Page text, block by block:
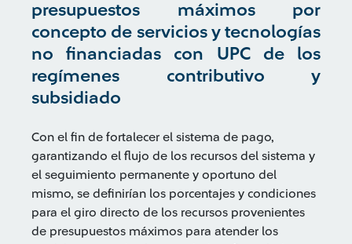
presupuestos máximos por
concepto de servicios y tecnologías
no financiadas con UPC de los
regímenes contributivo y
subsidiado
Con el fin de fortalecer el sistema de pago,
garantizando el flujo de los recursos del sistema y
el seguimiento permanente y oportuno del
mismo, se definirían los porcentajes y condiciones
para el giro directo de los recursos provenientes
de presupuestos máximos para atender los